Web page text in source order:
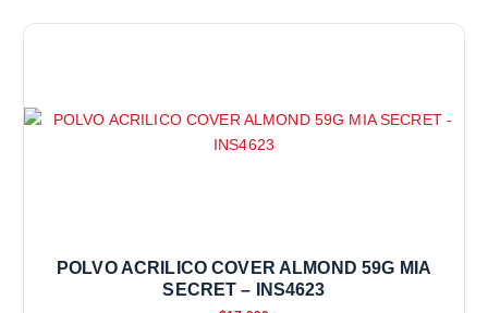
POLVO ACRILICO COVER ALMOND 59G MIA
SECRET – INS4623